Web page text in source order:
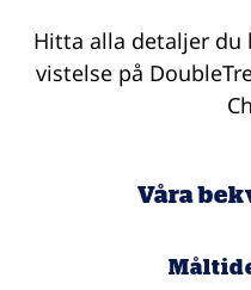
Hitta alla detaljer du
vistelse på
Våra